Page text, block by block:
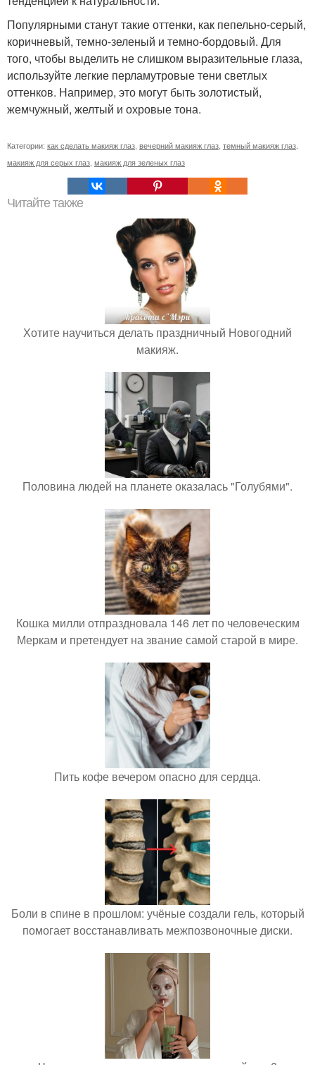
Популярными станут такие оттенки, как пепельно-серый,
коричневый, темно-зеленый и темно-бордовый. Для
того, чтобы выделить не слишком выразительные глаза,
используйте легкие перламутровые тени светлых
оттенков. Например, это могут быть золотистый,
жемчужный, желтый и охровые тона.
Категории: как сделать макияж глаз вечерний макияж глаз темный макияж глаз
макияж для серых глаз макияж для зеленых глаз
Читайте также
Хотите научиться делать праздничный Новогодний
макияж.
Половина людей на планете оказалась "Голубями".
Кошка милли отпраздновала 146 лет по человеческим
Меркам и претендует на звание самой старой в мире.
Пить кофе вечером опасно для сердца.
Боли в спине в прошлом: учёные создали гель, который
помогает восстанавливать межпозвоночные диски.